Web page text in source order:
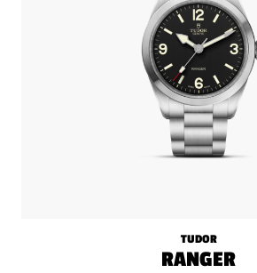
TUDOR
RANGER